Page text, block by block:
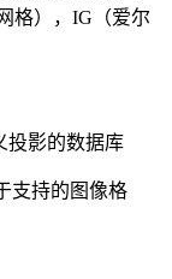
格），IG（爱尔
投影的数据库
支持的图像格